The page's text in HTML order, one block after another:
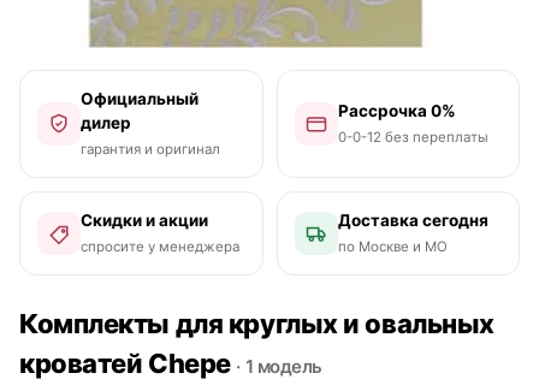
Официальный
дилер
гарантия и оригинал
Рассрочка 0%
0-0-12 без переплаты
Скидки и акции
спросите у менеджера
Доставка сегодня
по Москве и МО
Комплекты для круглых и овальных
кроватей Chepe · 1 модель